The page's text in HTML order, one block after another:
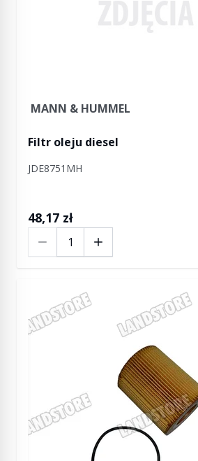
MANN & HUMMEL
Filtr oleju diesel
JDE8751MH
48,17 zł